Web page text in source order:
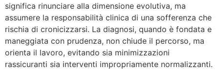
significa rinunciare alla dimensione evolutiva, ma
assumere la responsabilità clinica di una sofferenza che
rischia di cronicizzarsi. La diagnosi, quando è fondata e
maneggiata con prudenza, non chiude il percorso, ma
orienta il lavoro, evitando sia minimizzazioni
rassicuranti sia interventi impropriamente normalizzanti.